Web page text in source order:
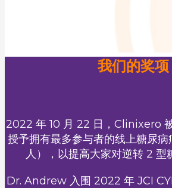
我们的奖项
2022 年 10 月 22 日，Clinixero
授予拥有最多参与者的线上糖尿
人），以提高大家对逆转 2 型
Dr. Andrew 入围 2022 年 JCI